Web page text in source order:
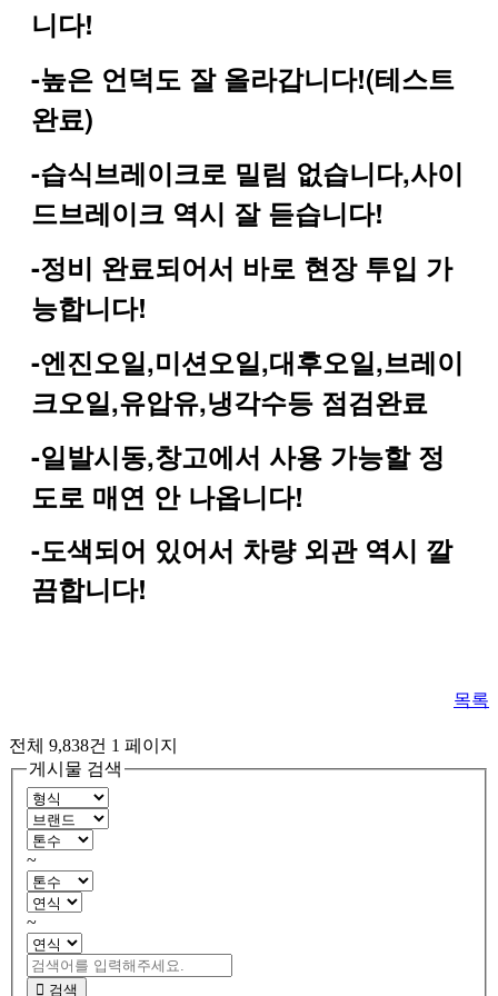
니다!
-높은 언덕도 잘 올라갑니다!(테스트
완료)
-습식브레이크로 밀림 없습니다,사이
드브레이크 역시 잘 듣습니다!
-정비 완료되어서 바로 현장 투입 가
능합니다!
-엔진오일,미션오일,대후오일,브레이
크오일,유압유,냉각수등 점검완료
-일발시동,창고에서 사용 가능할 정
도로 매연 안 나옵니다!
-도색되어 있어서 차량 외관 역시
깔
끔합니다!
목록
전체 9,838건 1 페이지
게시물 검색
~
~
검색